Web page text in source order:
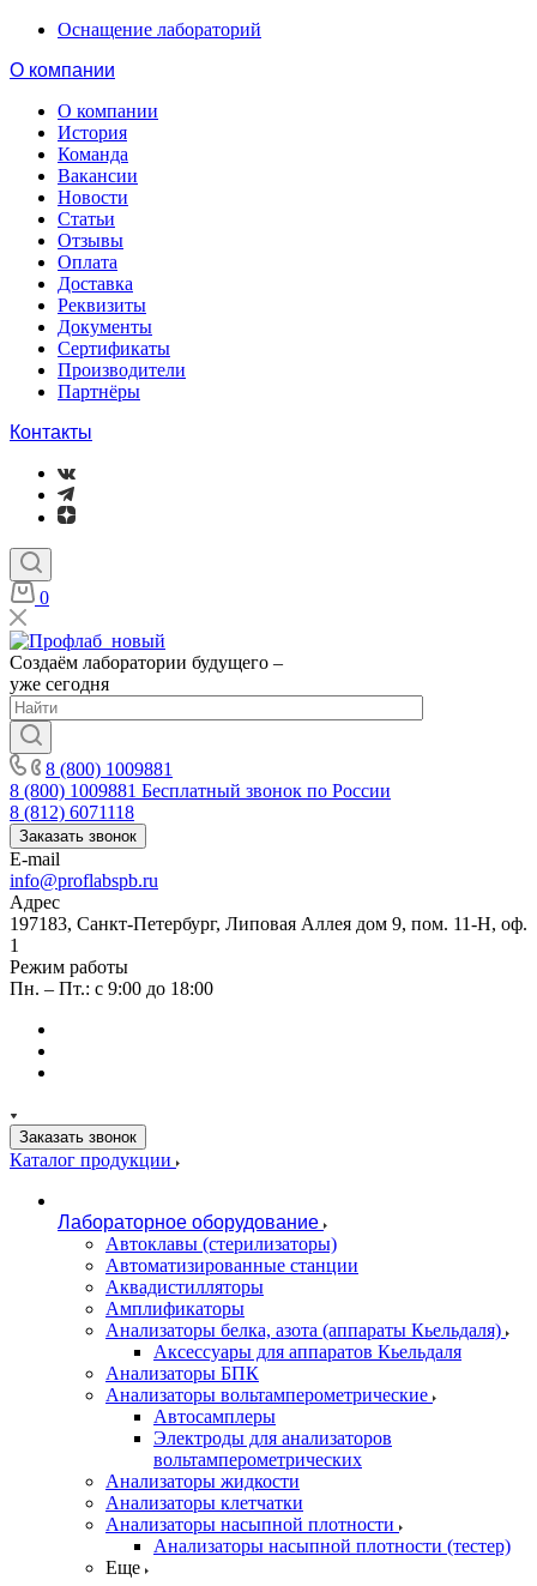
Оснащение лабораторий
О компании
О компании
История
Команда
Вакансии
Новости
Статьи
Отзывы
Оплата
Доставка
Реквизиты
Документы
Сертификаты
Производители
Партнёры
Контакты
0
Создаём лаборатории будущего –
уже сегодня
8 (800) 1009881
8 (800) 1009881 Бесплатный звонок по России
8 (812) 6071118
Заказать звонок
E-mail
info@proflabspb.ru
Адрес
197183, Санкт-Петербург, Липовая Аллея дом 9, пом. 11-Н, оф.
1
Режим работы
Пн. – Пт.: с 9:00 до 18:00
Заказать звонок
Каталог продукции
Лабораторное оборудование
Автоклавы (стерилизаторы)
Автоматизированные станции
Аквадистилляторы
Амплификаторы
Анализаторы белка, азота (аппараты Кьельдаля)
Аксессуары для аппаратов Кьельдаля
Анализаторы БПК
Анализаторы вольтамперометрические
Автосамплеры
Электроды для анализаторов
вольтамперометрических
Анализаторы жидкости
Анализаторы клетчатки
Анализаторы насыпной плотности
Анализаторы насыпной плотности (тестер)
Еще